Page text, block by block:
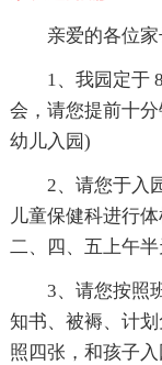
亲爱的各位家
1、我园定于
会，请您提前十
幼儿入园)
2、请您于入
儿童保健科进行
二、四、五上午半
3、请您按照
知书、被褥、计
照四张，和孩子入